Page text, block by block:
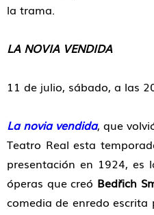
la trama.
LA NOVIA VENDIDA
11 de julio, sábado, a las
La novia vendida, que
Teatro Real esta
presentación en 1924, es
óperas que creó Bedřich
comedia de enredo